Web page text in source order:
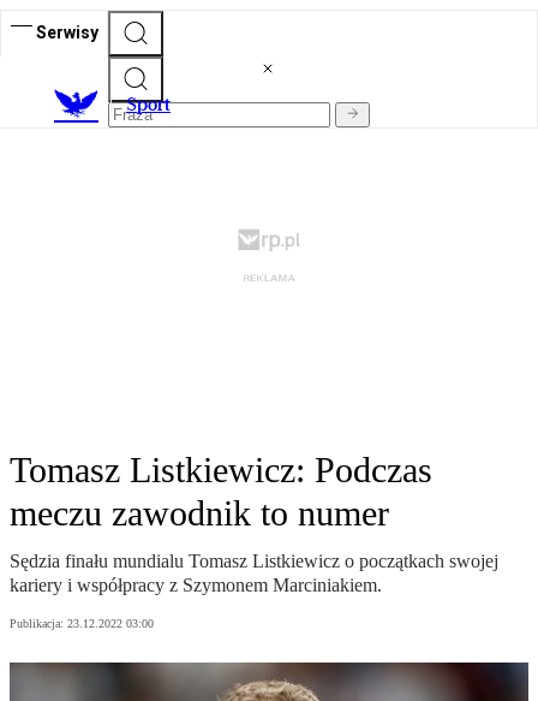
Serwisy
Sport
Tomasz Listkiewicz: Podczas
meczu zawodnik to numer
Sędzia finału mundialu Tomasz Listkiewicz o początkach swojej
kariery i współpracy z Szymonem Marciniakiem.
Publikacja: 23.12.2022 03:00